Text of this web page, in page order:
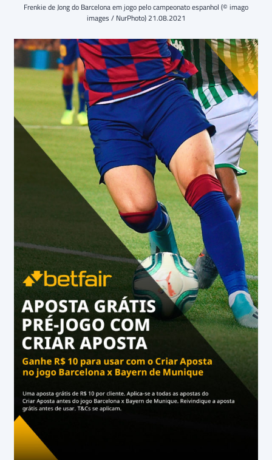
Frenkie de Jong do Barcelona em jogo pelo campeonato espanhol (© imago
images / NurPhoto) 21.08.2021